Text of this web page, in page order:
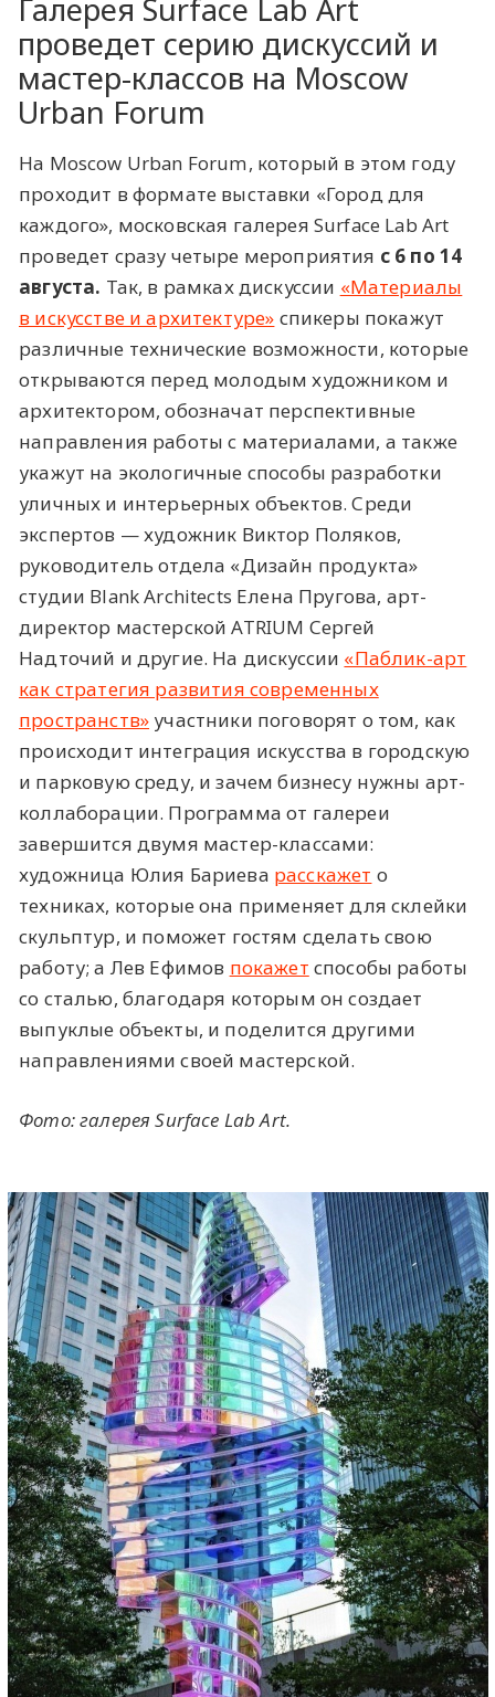
Галерея Surface Lab Art
проведет серию дискуссий и
мастер-классов на Moscow
Urban Forum
На Moscow Urban Forum, который в этом году
проходит в формате выставки «Город для
каждого», московская галерея Surface Lab Art
проведет сразу четыре мероприятия c 6 по 14
августа. Так, в рамках дискуссии «Материалы
в искусстве и архитектуре» спикеры покажут
различные технические возможности, которые
открываются перед молодым художником и
архитектором, обозначат перспективные
направления работы с материалами, а также
укажут на экологичные способы разработки
уличных и интерьерных объектов. Среди
экспертов — художник Виктор Поляков,
руководитель отдела «Дизайн продукта»
студии Blank Architects Елена Пругова, арт-
директор мастерской ATRIUM Сергей
Надточий и другие. На дискуссии «Паблик-арт
как стратегия развития современных
пространств» участники поговорят о том, как
происходит интеграция искусства в городскую
и парковую среду, и зачем бизнесу нужны арт-
коллаборации. Программа от галереи
завершится двумя мастер-классами:
художница Юлия Бариева расскажет о
техниках, которые она применяет для склейки
скульптур, и поможет гостям сделать свою
работу; а Лев Ефимов покажет способы работы
со сталью, благодаря которым он создает
выпуклые объекты, и поделится другими
направлениями своей мастерской.
Фото: галерея Surface Lab Art.